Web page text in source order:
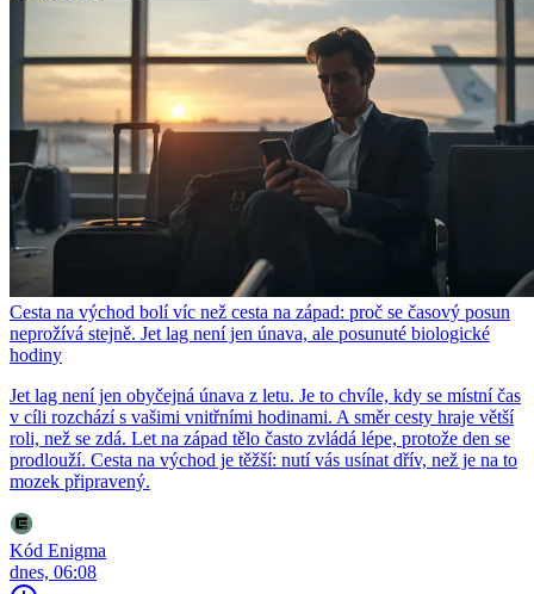
Cesta na východ bolí víc než cesta na západ: proč se časový posun
neprožívá stejně. Jet lag není jen únava, ale posunuté biologické
hodiny
Jet lag není jen obyčejná únava z letu. Je to chvíle, kdy se místní čas
v cíli rozchází s vašimi vnitřními hodinami. A směr cesty hraje větší
roli, než se zdá. Let na západ tělo často zvládá lépe, protože den se
prodlouží. Cesta na východ je těžší: nutí vás usínat dřív, než je na to
mozek připravený.
Kód Enigma
dnes, 06:08